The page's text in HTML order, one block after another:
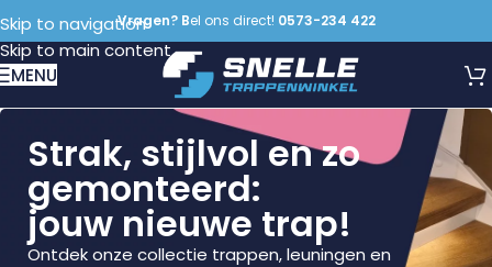
Skip to navigation
Skip to main content
Vragen? Bel ons direct! 0573-234 422
MENU
Strak, stijlvol en zo
gemonteerd:
jouw nieuwe trap!
Ontdek onze collectie trappen, leuningen en